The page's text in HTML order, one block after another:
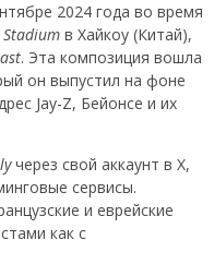
2024 года во время
Stadium в Хайкоу (Китай),
. Эта композиция вошла
он выпустил на фоне
Jay-Z, Бейонсе и их
через свой аккаунт в X,
сервисы.
и еврейские
как с